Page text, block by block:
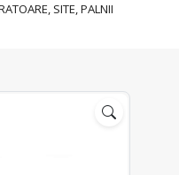
SITE, PALNII